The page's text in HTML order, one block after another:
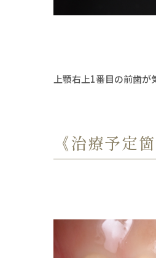
上顎右上1番目の前歯が
《治療予定箇